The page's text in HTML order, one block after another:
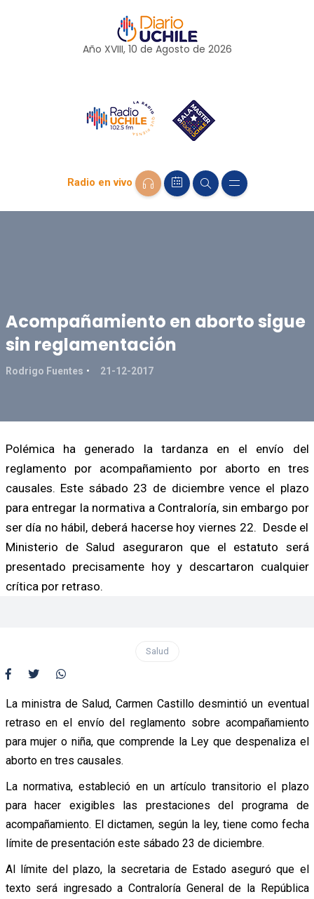
Año XVIII, 10 de Agosto de 2026
Radio en vivo
Acompañamiento en aborto sigue
sin reglamentación
Rodrigo Fuentes 21-12-2017
Polémica ha generado la tardanza en el envío del
reglamento por acompañamiento por aborto en tres
causales. Este sábado 23 de diciembre vence el plazo
para entregar la normativa a Contraloría, sin embargo por
ser día no hábil, deberá hacerse hoy viernes 22. Desde el
Ministerio de Salud aseguraron que el estatuto será
presentado precisamente hoy y descartaron cualquier
crítica por retraso.
Salud
La ministra de Salud, Carmen Castillo desmintió un eventual
retraso en el envío del reglamento sobre acompañamiento
para mujer o niña, que comprende la Ley que despenaliza el
aborto en tres causales.
La normativa, estableció en un artículo transitorio el plazo
para hacer exigibles las prestaciones del programa de
acompañamiento. El dictamen, según la ley, tiene como fecha
límite de presentación este sábado 23 de diciembre.
Al límite del plazo, la secretaria de Estado aseguró que el
texto será ingresado a Contraloría General de la República